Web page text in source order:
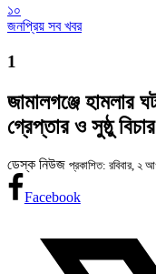
১০
জনপ্রিয় সব খবর
1
জামালগঞ্জে হামলার
গ্রেপ্তার ও সুষ্ঠু বিচার
ডেস্ক নিউজ প্রকাশিত: রবিবার, ২
Facebook